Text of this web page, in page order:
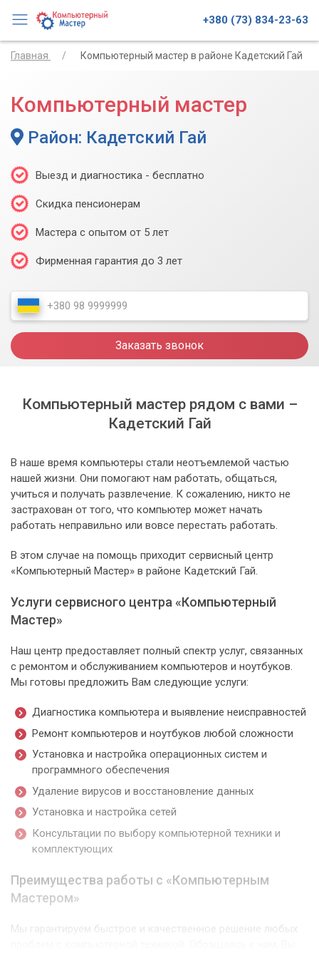
+380 (73) 834-23-63
Главная Компьютерный мастер в районе Кадетский Гай
Компьютерный мастер
Район: Кадетский Гай
Выезд и диагностика - бесплатно
Скидка пенсионерам
Мастера с опытом от 5 лет
Фирменная гарантия до 3 лет
Заказать звонок
Компьютерный мастер рядом с вами –
Кадетский Гай
В наше время компьютеры стали неотъемлемой частью
нашей жизни. Они помогают нам работать, общаться,
учиться и получать развлечение. К сожалению, никто не
застрахован от того, что компьютер может начать
работать неправильно или вовсе перестать работать.
В этом случае на помощь приходит сервисный центр
«Компьютерный Мастер» в районе Кадетский Гай.
Услуги сервисного центра «Компьютерный
Мастер»
Наш центр предоставляет полный спектр услуг, связанных
с ремонтом и обслуживанием компьютеров и ноутбуков.
Мы готовы предложить Вам следующие услуги:
Диагностика компьютера и выявление неисправностей
Ремонт компьютеров и ноутбуков любой сложности
Установка и настройка операционных систем и
программного обеспечения
Удаление вирусов и восстановление данных
Установка и настройка сетей
Консультации по выбору компьютерной техники и
комплектующих
Преимущества работы с «Компьютерным
Мастером»
Мы гарантируем быстрое и качественное решение любых